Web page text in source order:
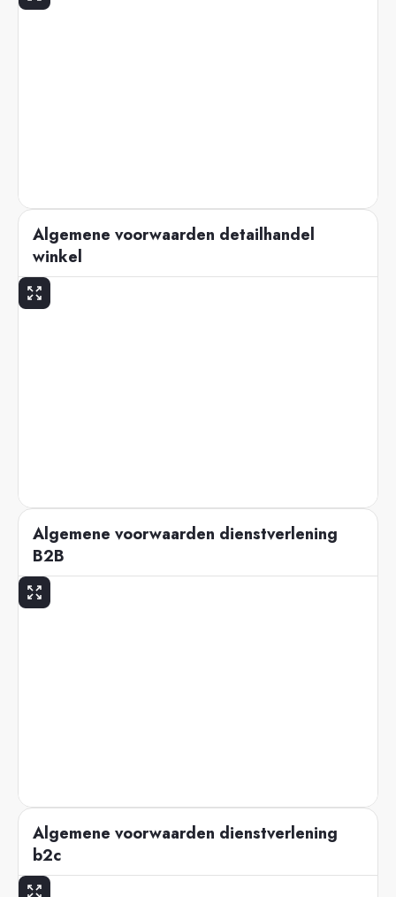
Algemene voorwaarden detailhandel
winkel
Algemene voorwaarden dienstverlening
B2B
Algemene voorwaarden dienstverlening
b2c